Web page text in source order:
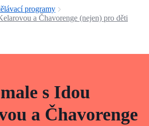
programy
a Čhavorenge (nejen) pro děti
s Idou
a Čhavorenge